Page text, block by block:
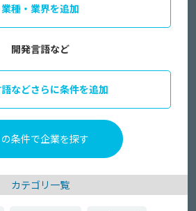
業種・業界を追加
開発言語など
などさらに条件を追加
カテゴリ一覧